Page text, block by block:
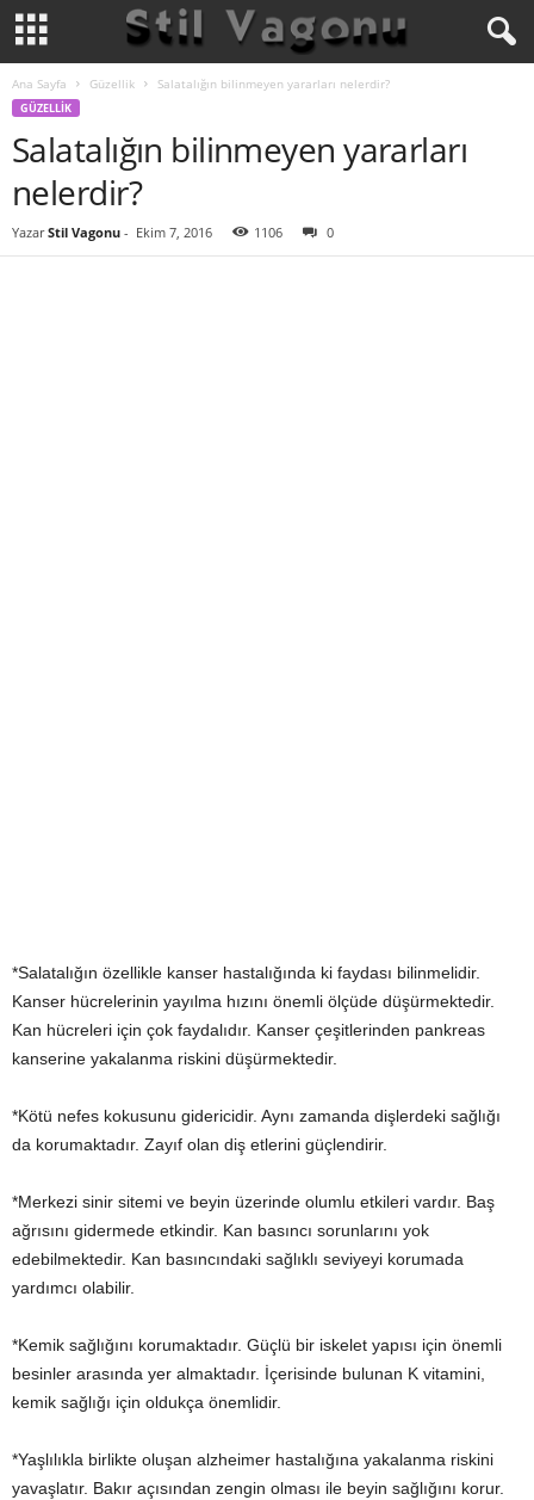
Ana Sayfa Güzellik Salatalığın bilinmeyen yararları nelerdir?
GÜZELLIK
Salatalığın bilinmeyen yararları
nelerdir?
Yazar Stil Vagonu - Ekim 7, 2016 1106 0
*Salatalığın özellikle kanser hastalığında ki faydası bilinmelidir.
Kanser hücrelerinin yayılma hızını önemli ölçüde düşürmektedir.
Kan hücreleri için çok faydalıdır. Kanser çeşitlerinden pankreas
kanserine yakalanma riskini düşürmektedir.
*Kötü nefes kokusunu gidericidir. Aynı zamanda dişlerdeki sağlığı
da korumaktadır. Zayıf olan diş etlerini güçlendirir.
*Merkezi sinir sitemi ve beyin üzerinde olumlu etkileri vardır. Baş
ağrısını gidermede etkindir. Kan basıncı sorunlarını yok
edebilmektedir. Kan basıncındaki sağlıklı seviyeyi korumada
yardımcı olabilir.
*Kemik sağlığını korumaktadır. Güçlü bir iskelet yapısı için önemli
besinler arasında yer almaktadır. İçerisinde bulunan K vitamini,
kemik sağlığı için oldukça önemlidir.
*Yaşlılıkla birlikte oluşan alzheimer hastalığına yakalanma riskini
yavaşlatır. Bakır açısından zengin olması ile beyin sağlığını korur.